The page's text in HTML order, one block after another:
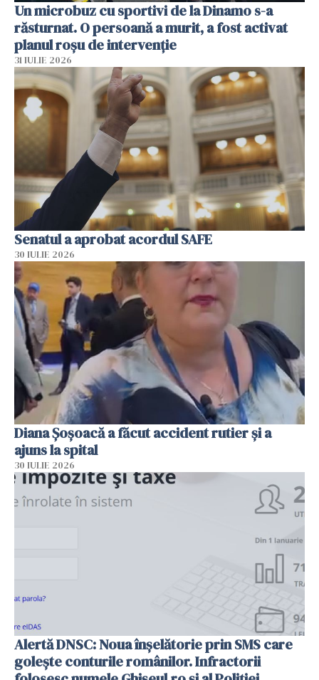
Un microbuz cu sportivi de la Dinamo s-a
răsturnat. O persoană a murit, a fost activat
planul roșu de intervenție
31 IULIE 2026
Senatul a aprobat acordul SAFE
30 IULIE 2026
Diana Șoșoacă a făcut accident rutier și a
ajuns la spital
30 IULIE 2026
Alertă DNSC: Noua înșelătorie prin SMS care
golește conturile românilor. Infractorii